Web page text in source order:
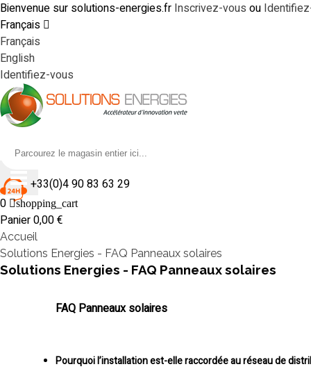
Bienvenue sur solutions-energies.fr Inscrivez-vous ou
Français
Français
English
Identifiez-vous
+33(0)4 90 83 63 29
0
shopping_cart
Panier0,00 €
Accueil
Solutions Energies - FAQ Panneaux solaires
Solutions Energies - FAQ Panneaux solaires
FAQ Panneaux solaires
Pourquoi l’installation est-elle raccordée au réseau de